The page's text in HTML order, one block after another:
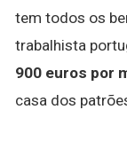
tem todos os
trabalhista
900 euros por
casa dos